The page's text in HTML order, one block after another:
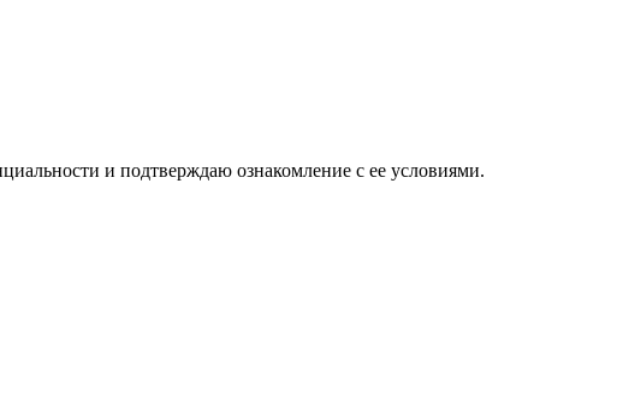
и подтверждаю ознакомление с ее условиями.